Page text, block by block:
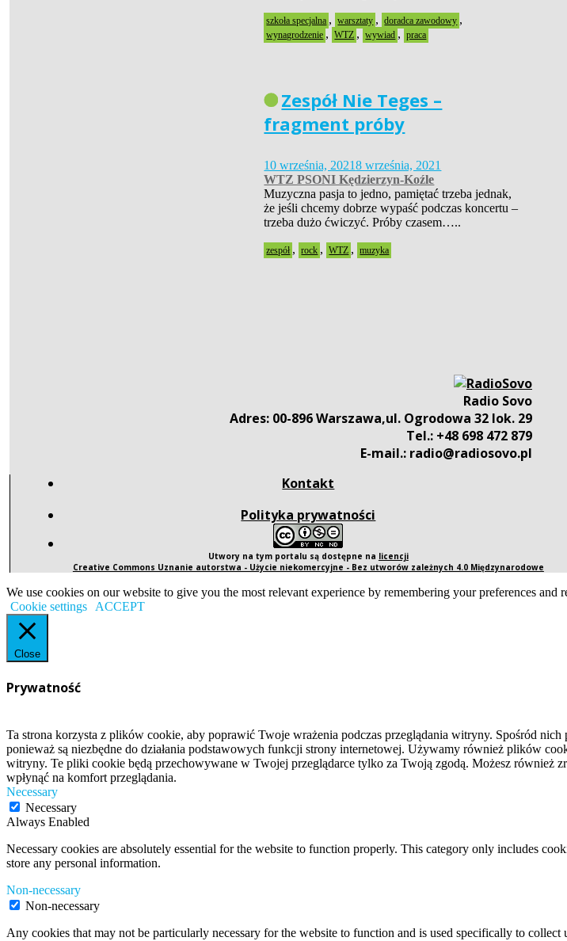
szkoła specjalna , warsztaty , doradca zawodowy ,
wynagrodzenie , WTZ , wywiad , praca
Zespół Nie Teges –
fragment próby
10 września, 20218 września, 2021
WTZ PSONI Kędzierzyn-Koźle
Muzyczna pasja to jedno, pamiętać trzeba jednak,
że jeśli chcemy dobrze wypaść podczas koncertu –
trzeba dużo ćwiczyć. Próby czasem…..
zespół , rock , WTZ , muzyka
Radio Sovo
Adres: 00-896 Warszawa,ul. Ogrodowa 32 lok. 29
Tel.: +48 698 472 879
E-mail.: radio@radiosovo.pl
Kontakt
Polityka prywatności
Utwory na tym portalu są dostępne na licencji
Creative Commons Uznanie autorstwa - Użycie niekomercyjne - Bez utworów zależnych 4.0 Międzynarodowe
We use cookies on our website to give you the most relevant experience by remembering your preferences
Cookie settings
ACCEPT
Close
Prywatność
Ta strona korzysta z plików cookie, aby poprawić Twoje wrażenia podczas przeglądania witryny. Spośród
ponieważ są niezbędne do działania podstawowych funkcji strony internetowej. Używamy również plików
witryny. Te pliki cookie będą przechowywane w Twojej przeglądarce tylko za Twoją zgodą. Możesz
wpłynąć na komfort przeglądania.
Necessary
Necessary
Always Enabled
Necessary cookies are absolutely essential for the website to function properly. This category only includes
store any personal information.
Non-necessary
Non-necessary
Any cookies that may not be particularly necessary for the website to function and is used specifically to collect